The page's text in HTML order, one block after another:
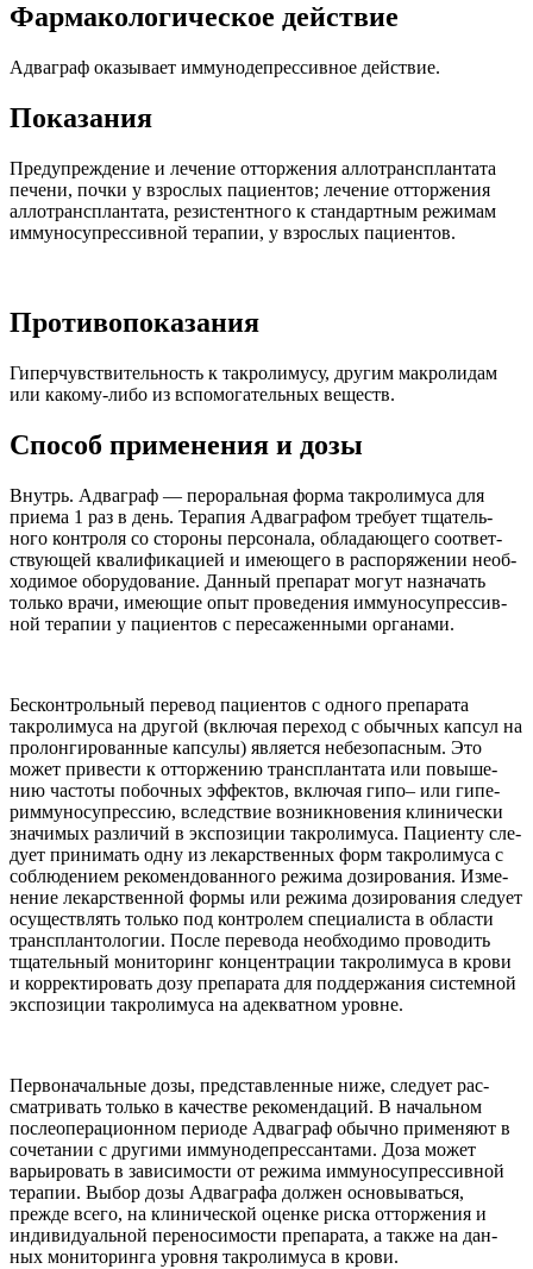
Фарма­ко­логи­че­ское действие
Адваграф ока­зы­вает имму­но­депрес­сив­ное действие.
Пока­за­ния
Пре­дупре­жде­ние и лече­ние отторже­ния алло­трансплан­тата
печени, почки у взрос­лых паци­ен­тов; лече­ние отторже­ния
алло­трансплан­тата, рези­стент­ного к стан­дарт­ным режимам
имму­но­супрес­сив­ной терапии, у взрос­лых пациентов.
Про­ти­вопо­ка­за­ния
Гипер­чув­стви­тель­ность к такро­лимусу, другим мак­ро­ли­дам
или какому-​либо из вспомога­тель­ных веществ.
Спо­соб при­ме­не­ния и дозы
Внутрь. Адваграф — перо­раль­ная форма такро­лимуса для
при­ема 1 раз в день. Терапия Адваграфом тре­бует тща­тель­
ного кон­троля со сто­роны пер­со­нала, обла­дающего соот­вет­
ствующей ква­лифи­кацией и имеющего в рас­по­ряже­нии необ­
хо­димое обо­ру­до­ва­ние. Дан­ный препа­рат могут назна­чать
только врачи, имеющие опыт про­ве­де­ния имму­но­супрес­сив­
ной терапии у паци­ен­тов с пере­сажен­ными органами.
Бес­кон­троль­ный пере­вод паци­ен­тов с одного препа­рата
такро­лимуса на дру­гой (вклю­чая пере­ход с обыч­ных кап­сул на
про­лонги­ро­ван­ные кап­сулы) явля­ется небез­опас­ным. Это
может при­ве­сти к отторже­нию трансплан­тата или повыше­
нию частоты побоч­ных эффек­тов, вклю­чая гипо– или гипе­
римму­но­супрес­сию, вслед­ствие воз­ник­но­ве­ния кли­ни­че­ски
зна­чимых раз­ли­чий в экс­по­зиции такро­лимуса. Паци­енту сле­
дует при­нимать одну из лекар­ствен­ных форм такро­лимуса с
соблю­де­нием рекомен­до­ван­ного режима дози­ро­ва­ния. Изме­
не­ние лекар­ствен­ной формы или режима дози­ро­ва­ния сле­дует
осуществ­лять только под кон­тро­лем спе­ци­а­ли­ста в обла­сти
трансплан­то­логии. После пере­вода необ­хо­димо про­во­дить
тща­тель­ный мони­то­ринг концен­трации такро­лимуса в крови
и кор­рек­ти­ро­вать дозу препа­рата для под­дер­жа­ния систем­ной
экс­по­зиции такро­лимуса на адек­ват­ном уровне.
Пер­во­на­чаль­ные дозы, пред­став­лен­ные ниже, сле­дует рас­
смат­ри­вать только в каче­стве рекомен­даций. В началь­ном
после­опе­раци­он­ном пери­оде Адваграф обычно при­ме­няют в
соче­та­нии с другими имму­но­депрес­сан­тами. Доза может
варьи­ро­вать в зави­симо­сти от режима имму­но­супрес­сив­ной
терапии. Выбор дозы Адваграфа должен осно­вы­ваться,
прежде всего, на кли­ни­че­ской оценке риска отторже­ния и
инди­ви­ду­аль­ной пере­но­симо­сти препа­рата, а также на дан­
ных мони­то­ринга уровня такро­лимуса в крови.